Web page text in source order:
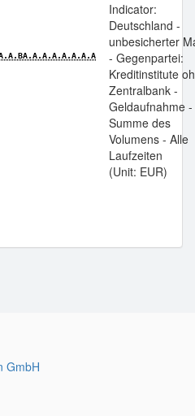
Indicator:
Deutschland -
unbesicherter
- Gegenpartei:
Kreditinstitute
Zentralbank -
Geldaufnahme -
Summe des
Volumens - Alle
Laufzeiten
(Unit: EUR)
GmbH